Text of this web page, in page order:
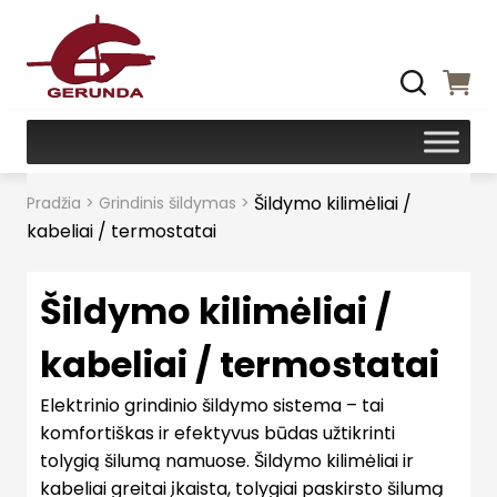
Pradžia > Grindinis šildymas > Šildymo kilimėliai /
kabeliai / termostatai
Šildymo kilimėliai /
kabeliai / termostatai
Elektrinio grindinio šildymo sistema – tai
komfortiškas ir efektyvus būdas užtikrinti
tolygią šilumą namuose. Šildymo kilimėliai ir
kabeliai greitai įkaista, tolygiai paskirsto šilumą